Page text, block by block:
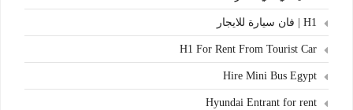
H1 | فان سيارة للايجار
H1 For Rent From Tourist Car
Hire Mini Bus Egypt
Hyundai Entrant for rent